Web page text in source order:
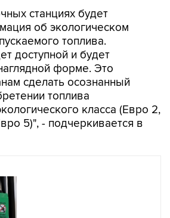
станциях будет
об экологическом
топлива.
доступной и будет
форме. Это
сделать осознанный
топлива
класса (Евро 2,
5)", - подчеркивается в